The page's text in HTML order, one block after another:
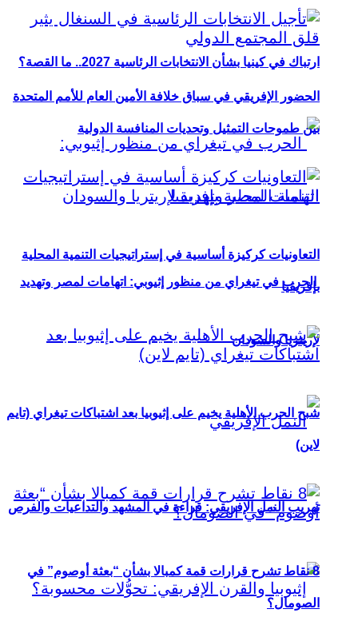
ارتباك في كينيا بشأن الانتخابات الرئاسية 2027.. ما القصة؟
الحرب في تيغراي من منظور إثيوبي: اتهامات لمصر وتهديد
لإريتريا والسودان
تهريب النمل الإفريقي: قراءة في المشهد والتداعيات والفرص
الحضور الإفريقي في سباق خلافة الأمين العام للأمم المتحدة
بين طموحات التمثيل وتحديات المنافسة الدولية
التعاونيات كركيزة أساسية في إستراتيجيات التنمية المحلية
بإفريقيا
شبح الحرب الأهلية يخيم على إثيوبيا بعد اشتباكات تيغراي (تايم
لاين)
8 نقاط تشرح قرارات قمة كمبالا بشأن “بعثة أوصوم” في
الصومال؟